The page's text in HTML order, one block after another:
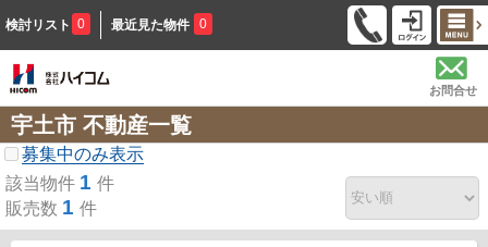
検討リスト 0 最近見た物件 0
お問合せ
宇土市 不動産一覧
募集中のみ表示
該当物件 1 件
販売数 1 件